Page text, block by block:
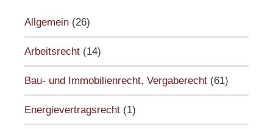
Allgemein (26)
Arbeitsrecht (14)
Bau- und Immobilienrecht, Vergaberecht (61)
Energievertragsrecht (1)